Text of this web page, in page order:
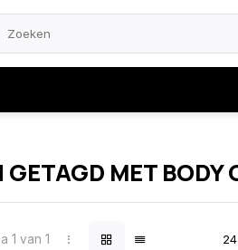
MET BODY
1 van 1